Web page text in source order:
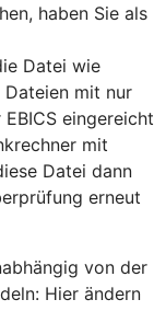
haben Sie als
Datei wie
mit nur
eingereicht
mit
Datei dann
erneut
von der
Hier ändern